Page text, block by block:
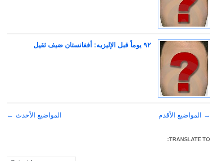
‫٩٢ يوماً قبل الإليزيه: أفغانستان ضيف ثقيل‬
تصفّح
→ المواضيع الأقدم المواضيع الأحدث ←
TRANSLATE TO: